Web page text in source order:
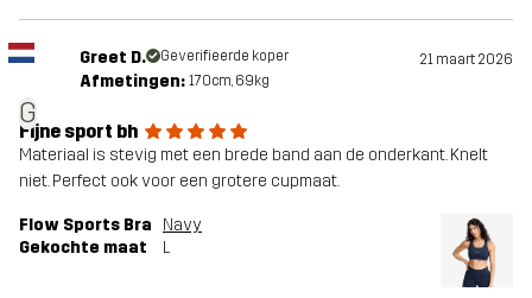
G
Greet D. Geverifieerde koper 21 maart 2026
Afmetingen: 170cm, 69kg
Fijne sport bh
Materiaal is stevig met een brede band aan de onderkant. Knelt
niet. Perfect ook voor een grotere cupmaat.
Flow Sports Bra
Navy
Gekochte maat
L